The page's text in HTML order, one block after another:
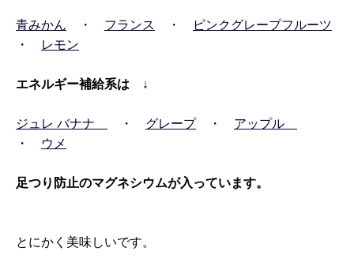
青みかん ・ フランス ・
ピンクグレープフルーツ
・
レモン
エネルギー補給系は ↓
ジュレ バナナ ・ グレープ ・ アップル
・
ウメ
足つり防止のマグネシウムが入っています。
とにかく美味しいです。